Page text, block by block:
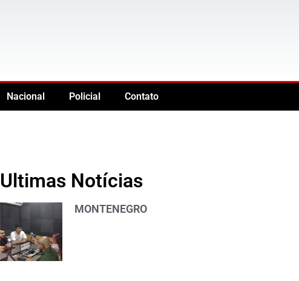
Nacional Policial Contato
Ultimas Notícias
MONTENEGRO